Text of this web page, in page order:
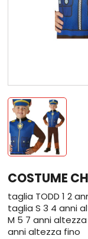
COSTUME
taglia TODD 1 2
taglia S 3 4 anni
M 5 7 anni altezza
anni altezza fino